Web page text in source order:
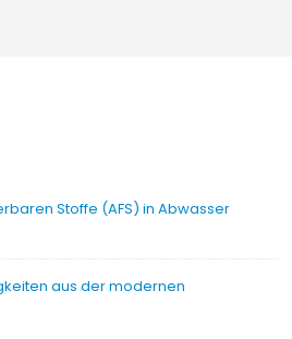
Stoffe (AFS) in Abwasser
aus der modernen